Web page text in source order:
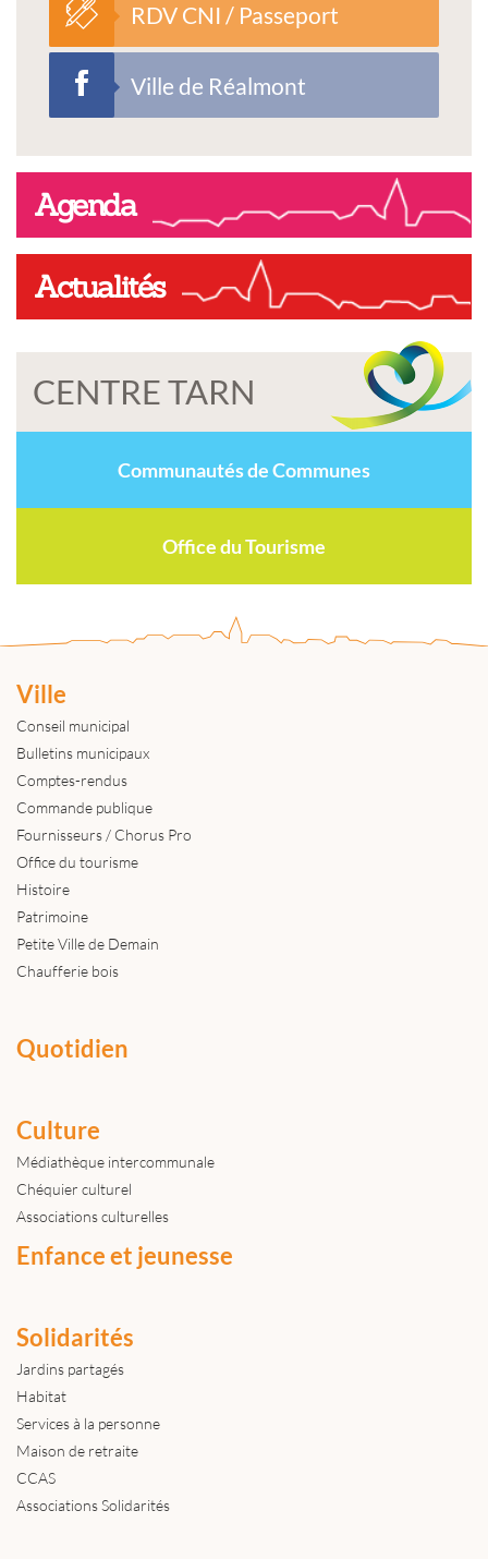
RDV CNI / Passeport
Ville de Réalmont
Agenda
Actualités
CENTRE TARN
Communautés de Communes
Office du Tourisme
Ville
Conseil municipal
Bulletins municipaux
Comptes-rendus
Commande publique
Fournisseurs / Chorus Pro
Office du tourisme
Histoire
Patrimoine
Petite Ville de Demain
Chaufferie bois
Quotidien
Culture
Médiathèque intercommunale
Chéquier culturel
Associations culturelles
Enfance et jeunesse
Solidarités
Jardins partagés
Habitat
Services à la personne
Maison de retraite
CCAS
Associations Solidarités